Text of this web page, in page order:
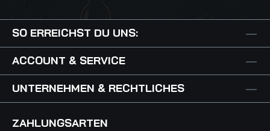
SO ERREICHST DU UNS:
ACCOUNT & SERVICE
UNTERNEHMEN & RECHTLICHES
ZAHLUNGSARTEN